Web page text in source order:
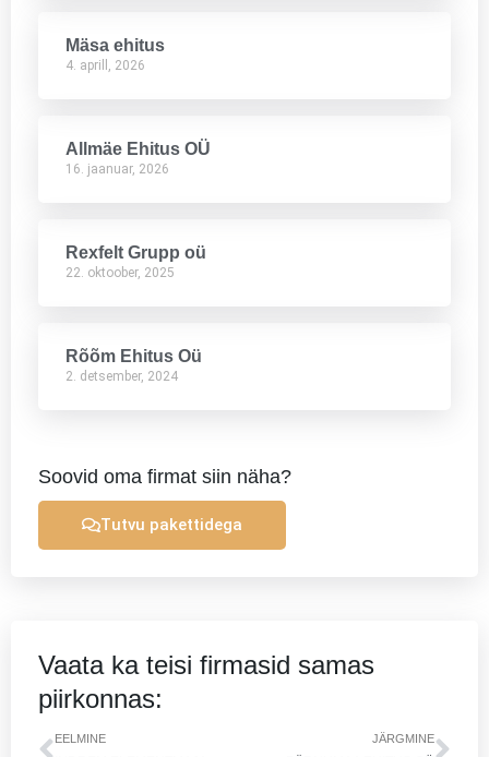
Mäsa ehitus
4. aprill, 2026
Allmäe Ehitus OÜ
16. jaanuar, 2026
Rexfelt Grupp oü
22. oktoober, 2025
Rõõm Ehitus Oü
2. detsember, 2024
Soovid oma firmat siin näha?
Tutvu pakettidega
Vaata ka teisi firmasid samas
piirkonnas:
Prev
EELMINE JÄRGMINE